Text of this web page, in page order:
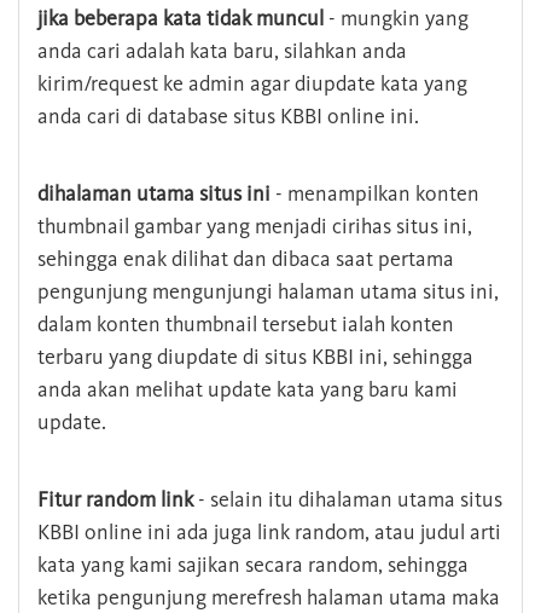
jika beberapa kata tidak muncul - mungkin yang
anda cari adalah kata baru, silahkan anda
kirim/request ke admin agar diupdate kata yang
anda cari di database situs KBBI online ini.
dihalaman utama situs ini - menampilkan konten
thumbnail gambar yang menjadi cirihas situs ini,
sehingga enak dilihat dan dibaca saat pertama
pengunjung mengunjungi halaman utama situs ini,
dalam konten thumbnail tersebut ialah konten
terbaru yang diupdate di situs KBBI ini, sehingga
anda akan melihat update kata yang baru kami
update.
Fitur random link- selain itu dihalaman utama situs
KBBI online ini ada juga link random, atau judul arti
kata yang kami sajikan secara random, sehingga
ketika pengunjung merefresh halaman utama maka